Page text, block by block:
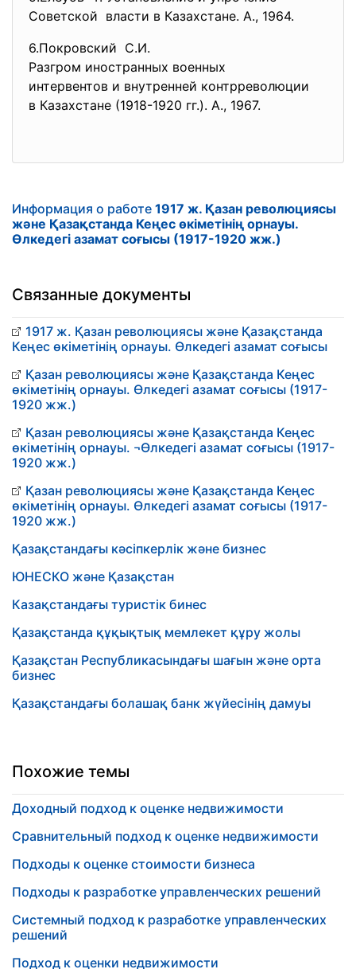
Советской власти в Казахстане. А., 1964.
6.Покровский С.И.
Разгром иностранных военных
интервентов и внутренней контрреволюции
в Казахстане (1918-1920 гг.). А., 1967.
Информация о работе 1917 ж. Қазан революциясы
және Қазақстанда Кеңес өкіметінің орнауы.
Өлкедегі азамат соғысы (1917-1920 жж.)
Связанные документы
1917 ж. Қазан революциясы және Қазақстанда
Кеңес өкіметінің орнауы. Өлкедегі азамат соғысы
Қазан революциясы және Қазақстанда Кеңес
өкіметінің орнауы. Өлкедегі азамат соғысы (1917-
1920 жж.)
Қазан революциясы және Қазақстанда Кеңес
өкіметінің орнауы. ¬Өлкедегі азамат соғысы (1917-
1920 жж.)
Қазан революциясы және Қазақстанда Кеңес
өкіметінің орнауы. Өлкедегі азамат соғысы (1917-
1920 жж.)
Қазақстандағы кәсіпкерлік және бизнес
ЮНЕСКО және Қазақстан
Казақстандағы туристік бинес
Қазақстанда құқықтық мемлекет құру жолы
Қазақстан Республикасындағы шағын және орта
бизнес
Қазақстандағы болашақ банк жүйесінің дамуы
Похожие темы
Доходный подход к оценке недвижимости
Сравнительный подход к оценке недвижимости
Подходы к оценке стоимости бизнеса
Подходы к разработке управленческих решений
Системный подход к разработке управленческих
решений
Подход к оценки недвижимости